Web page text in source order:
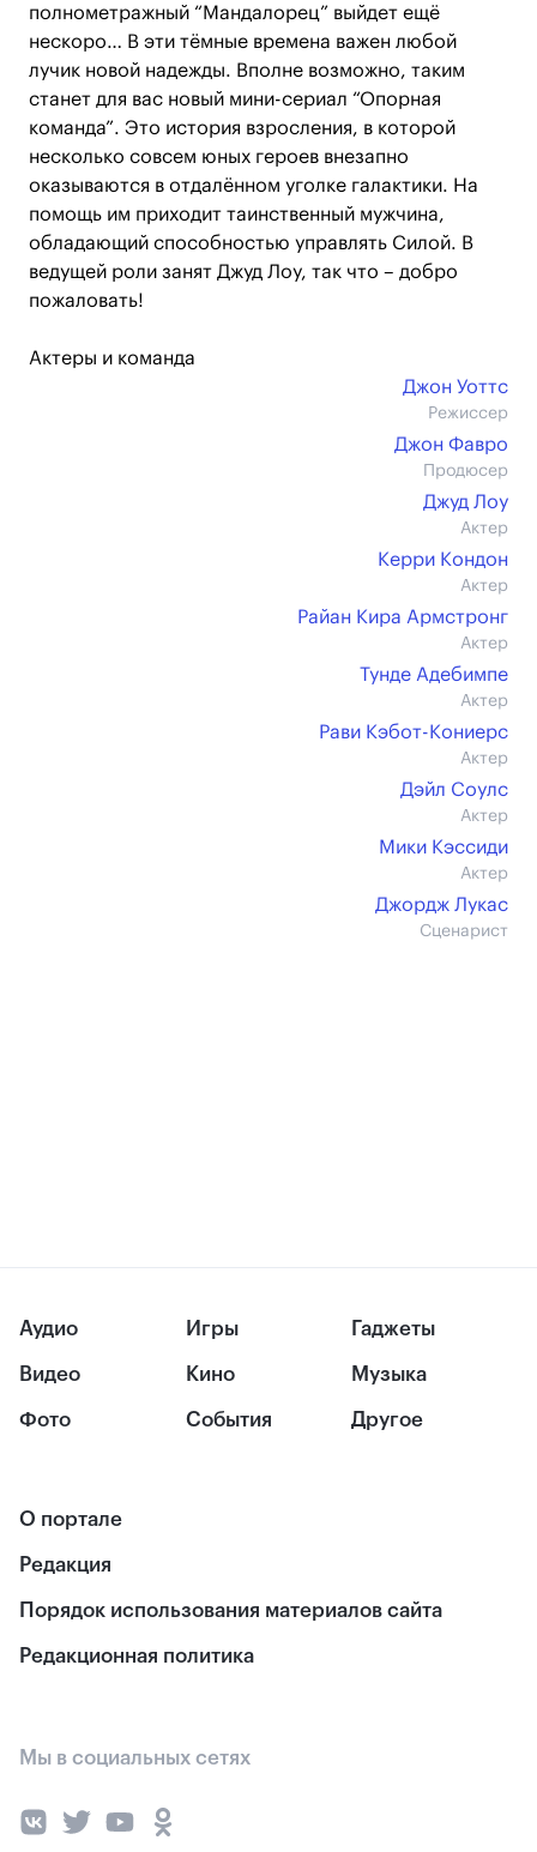
полнометражный “Мандалорец” выйдет ещё
нескоро… В эти тёмные времена важен любой
лучик новой надежды. Вполне возможно, таким
станет для вас новый мини-сериал “Опорная
команда”. Это история взросления, в которой
несколько совсем юных героев внезапно
оказываются в отдалённом уголке галактики. На
помощь им приходит таинственный мужчина,
обладающий способностью управлять Силой. В
ведущей роли занят Джуд Лоу, так что – добро
пожаловать!
Актеры и команда
Джон Уоттс
Режиссер
Джон Фавро
Продюсер
Джуд Лоу
Актер
Керри Кондон
Актер
Райан Кира Армстронг
Актер
Тунде Адебимпе
Актер
Рави Кэбот-Кониерс
Актер
Дэйл Соулс
Актер
Мики Кэссиди
Актер
Джордж Лукас
Сценарист
Аудио
Видео
Фото
Игры
Кино
События
Гаджеты
Музыка
Другое
О портале
Редакция
Порядок использования материалов сайта
Редакционная политика
Мы в социальных сетях